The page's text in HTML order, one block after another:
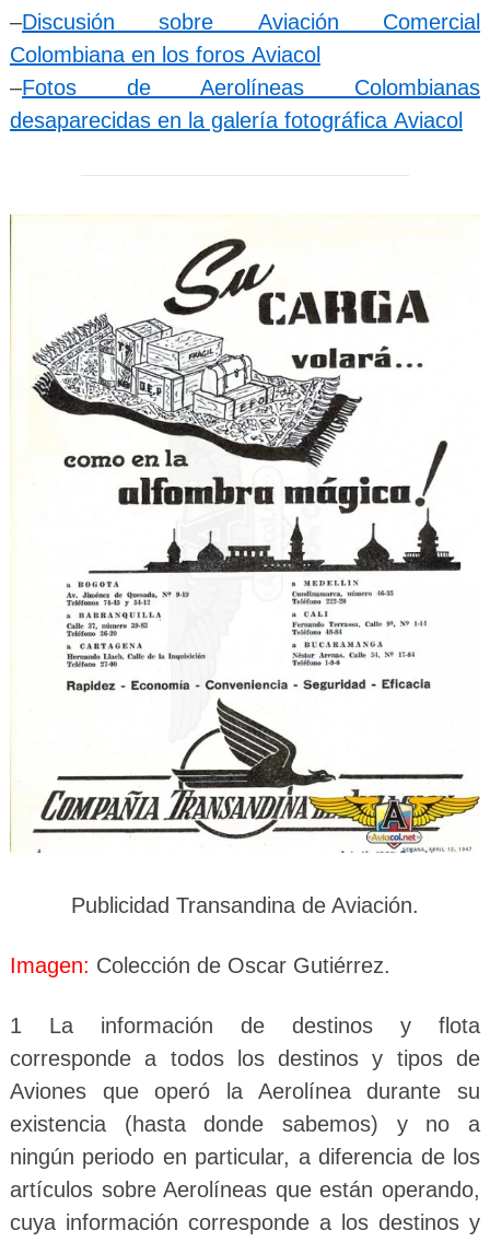
–Discusión sobre Aviación Comercial
Colombiana en los foros Aviacol
–Fotos de Aerolíneas Colombianas
desaparecidas en la galería fotográfica Aviacol
Publicidad Transandina de Aviación.
Imagen: Colección de Oscar Gutiérrez.
1 La información de destinos y flota
corresponde a todos los destinos y tipos de
Aviones que operó la Aerolínea durante su
existencia (hasta donde sabemos) y no a
ningún periodo en particular, a diferencia de los
artículos sobre Aerolíneas que están operando,
cuya información corresponde a los destinos y